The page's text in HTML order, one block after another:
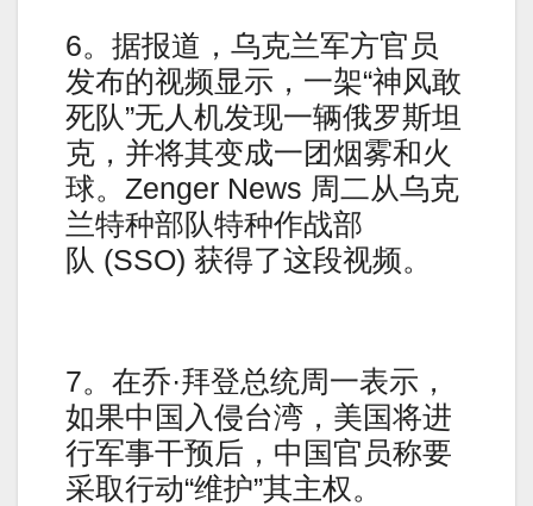
6。据报道，乌克兰军方官员
发布的视频显示，一架“神风敢
死队”无人机发现一辆俄罗斯坦
克，并将其变成一团烟雾和火
球。Zenger News 周二从乌克
兰特种部队特种作战部
队 (SSO) 获得了这段视频。
7。在乔·拜登总统周一表示，
如果中国入侵台湾，美国将进
行军事干预后，中国官员称要
采取行动“维护”其主权。